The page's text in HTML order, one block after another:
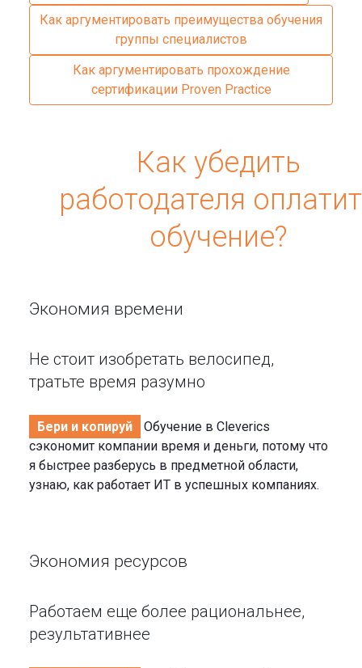
Как аргументировать преимущества обучения
группы специалистов
Как аргументировать прохождение
сертификации Proven Practice
Как убедить
работодателя
обучение?
Экономия времени
Не стоит изобретать велосипед,
тратьте время разумно
Бери и копируй
Обучение в Cleverics
сэкономит компании время и деньги, потому что
я быстрее разберусь в предметной области,
узнаю, как работает ИТ в успешных компаниях.
Экономия ресурсов
Работаем еще более рациональнее,
результативнее